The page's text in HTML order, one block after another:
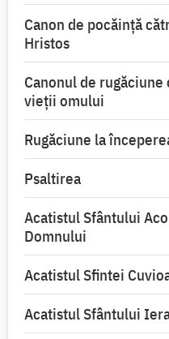
Canon de pocăință
Hristos
Canonul de
vieții omului
Rugăciune la
Psaltirea
Acatistul Sfântului
Domnului
Acatistul Sfintei
Acatistul Sfântului